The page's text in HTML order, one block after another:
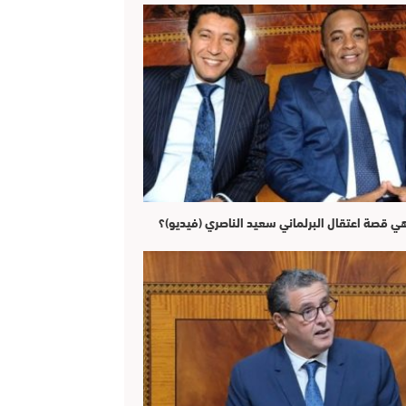
قصة اعتقال البرلماني سعيد الناصري (فيديو)؟